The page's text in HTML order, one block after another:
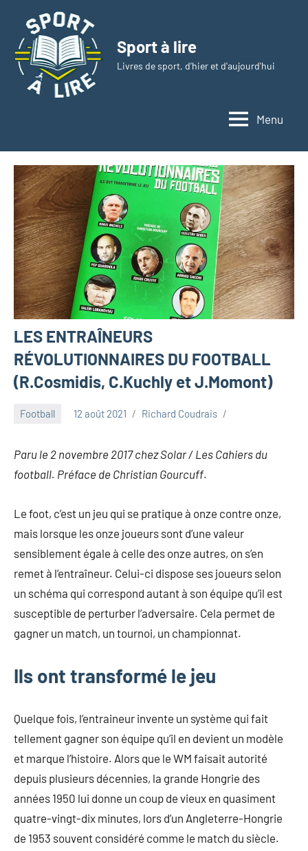
contenu
Sport à lire
Livres de sport, d'hier et d'aujourd'hui
Menu
LES ENTRAÎNEURS
RÉVOLUTIONNAIRES DU FOOTBALL
(R.Cosmidis, C.Kuchly et J.Momont)
Football 12 août 2021 Richard Coudrais
Paru le 2 novembre 2017 chez Solar / Les Cahiers du
football. Préface de Christian Gourcuff.
Le foot, c’est un jeu qui se pratique à onze contre onze,
mais lorsque les onze joueurs sont d’une valeur
sensiblement égale à celle des onze autres, on s’en
remet à l’entraîneur. Celui-ci dispose ses joueurs selon
un schéma qui correspond autant à son équipe qu’il est
susceptible de perturber l’adversaire. Cela permet de
gagner un match, un tournoi, un championnat.
Ils ont transformé le jeu
Quelque fois, l’entraineur invente un système qui fait
tellement gagner son équipe qu’il en devient un modèle
et marque l’histoire. Alors que le WM faisait autorité
depuis plusieurs décennies, la grande Hongrie des
années 1950 lui donne un coup de vieux en quasiment
quatre-vingt-dix minutes, lors d’un Angleterre-Hongrie
de 1953 souvent considéré comme le match du siècle.